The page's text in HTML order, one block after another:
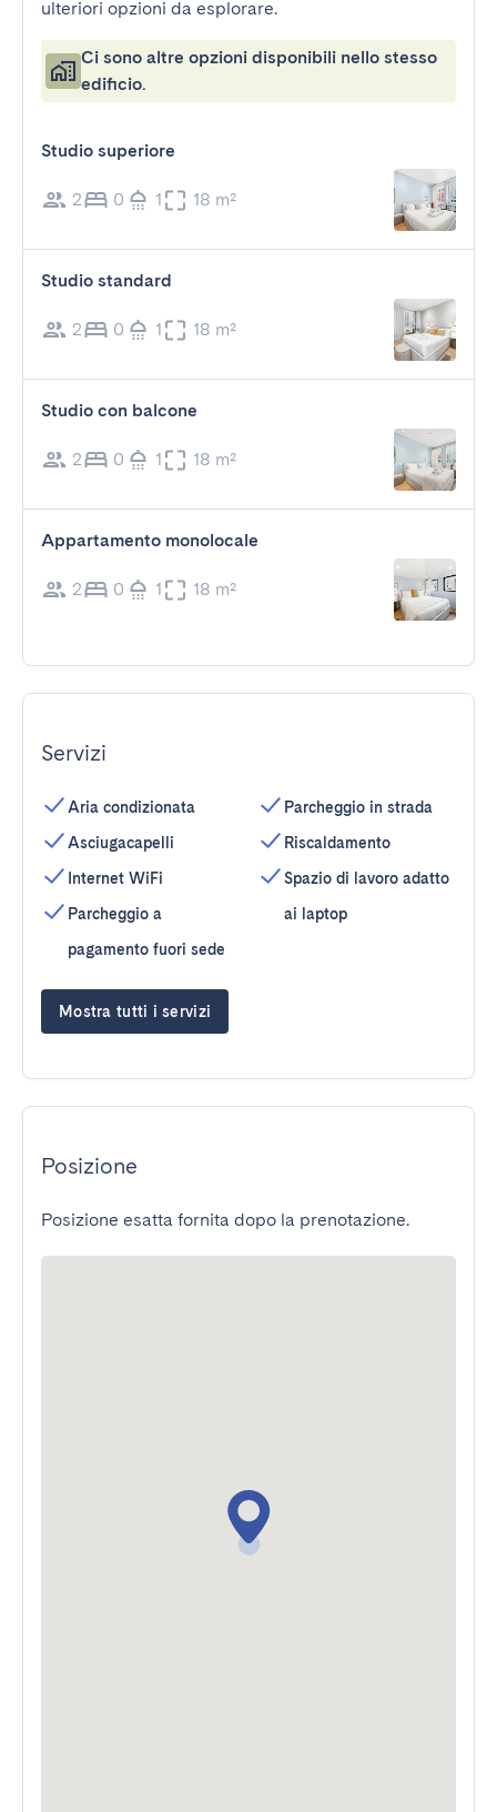
ulteriori opzioni da esplorare.
Ci sono altre opzioni disponibili nello stesso
edificio.
Studio superiore
2 0 1 18 m²
Studio standard
2 0 1 18 m²
Studio con balcone
2 0 1 18 m²
Appartamento monolocale
2 0 1 18 m²
Servizi
Aria condizionata
Asciugacapelli
Internet WiFi
Parcheggio a
pagamento fuori sede
Parcheggio in strada
Riscaldamento
Spazio di lavoro adatto
ai laptop
Mostra tutti i servizi
Posizione
Posizione esatta fornita dopo la prenotazione.